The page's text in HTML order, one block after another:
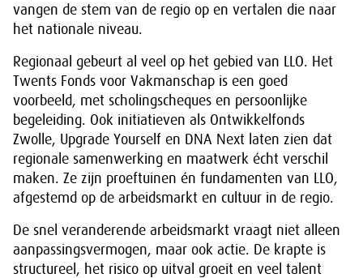
vangen de stem van de regio op en vertalen die naar
het nationale niveau.
Regionaal gebeurt al veel op het gebied van LLO. Het
Twents Fonds voor Vakmanschap is een goed
voorbeeld, met scholingscheques en persoonlijke
begeleiding. Ook initiatieven als Ontwikkelfonds
Zwolle, Upgrade Yourself en DNA Next laten zien dat
regionale samenwerking en maatwerk écht verschil
maken. Ze zijn proeftuinen én fundamenten van LLO,
afgestemd op de arbeidsmarkt en cultuur in de regio.
De snel veranderende arbeidsmarkt vraagt niet alleen
aanpassingsvermogen, maar ook actie. De krapte is
structureel, het risico op uitval groeit en veel talent